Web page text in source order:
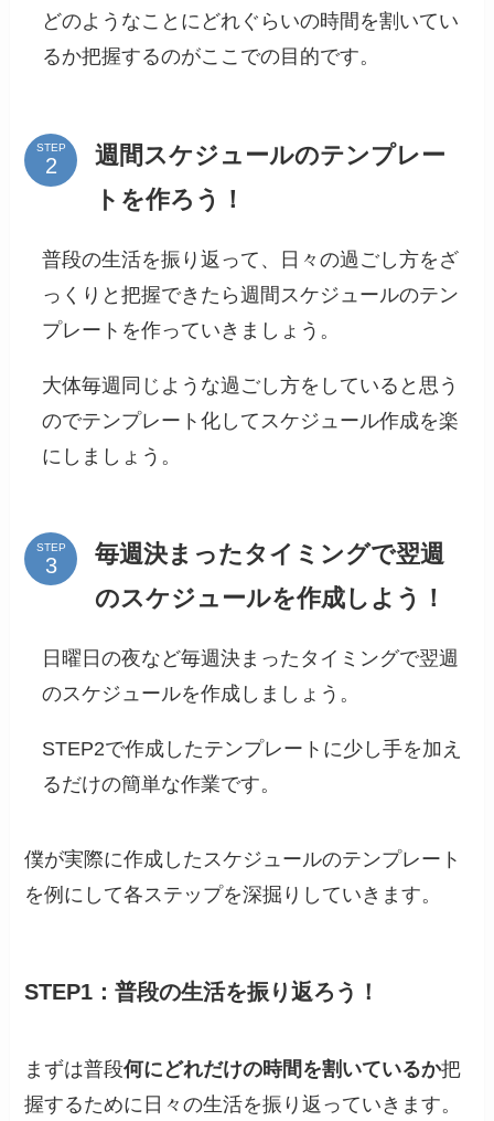
どのようなことにどれぐらいの時間を割いてい
るか把握するのがここでの目的です。
STEP
週間スケジュールのテンプレー
トを作ろう！
普段の生活を振り返って、日々の過ごし方をざ
っくりと把握できたら週間スケジュールのテン
プレートを作っていきましょう。
大体毎週同じような過ごし方をしていると思う
のでテンプレート化してスケジュール作成を楽
にしましょう。
STEP
毎週決まったタイミングで翌週
のスケジュールを作成しよう！
日曜日の夜など毎週決まったタイミングで翌週
のスケジュールを作成しましょう。
STEP2で作成したテンプレートに少し手を加え
るだけの簡単な作業です。
僕が実際に作成したスケジュールのテンプレート
を例にして各ステップを深掘りしていきます。
STEP1：普段の生活を振り返ろう！
まずは普段何にどれだけの時間を割いているか把
握するために日々の生活を振り返っていきます。